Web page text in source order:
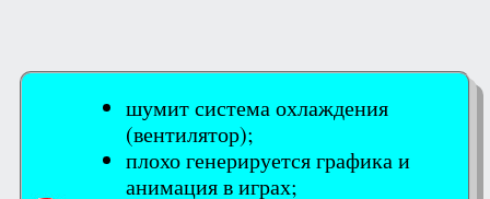
шумит система охлаждения
(вентилятор);
плохо генерируется графика и
анимация в играх;